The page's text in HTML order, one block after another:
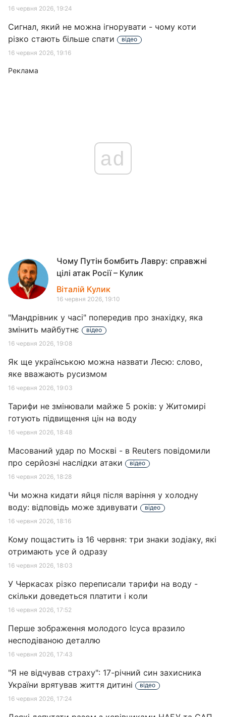
16 червня 2026, 19:24
Сигнал, який не можна ігнорувати - чому коти
різко стають більше спати
відео
16 червня 2026, 19:16
Реклама
ad
Чому Путін бомбить Лавру: справжні
цілі атак Росії – Кулик
Віталій Кулик
16 червня 2026, 19:10
"Мандрівник у часі" попередив про знахідку, яка
змінить майбутнє
відео
16 червня 2026, 19:08
Як ще українською можна назвати Лесю: слово,
яке вважають русизмом
16 червня 2026, 19:03
Тарифи не змінювали майже 5 років: у Житомирі
готують підвищення цін на воду
16 червня 2026, 18:48
Масований удар по Москві - в Reuters повідомили
про серйозні наслідки атаки
відео
16 червня 2026, 18:28
Чи можна кидати яйця після варіння у холодну
воду: відповідь може здивувати
відео
16 червня 2026, 18:16
Кому пощастить із 16 червня: три знаки зодіаку, які
отримають усе й одразу
16 червня 2026, 18:03
У Черкасах різко переписали тарифи на воду -
скільки доведеться платити і коли
16 червня 2026, 17:52
Перше зображення молодого Ісуса вразило
несподіваною деталлю
16 червня 2026, 17:43
"Я не відчував страху": 17-річний син захисника
України врятував життя дитині
відео
16 червня 2026, 17:24